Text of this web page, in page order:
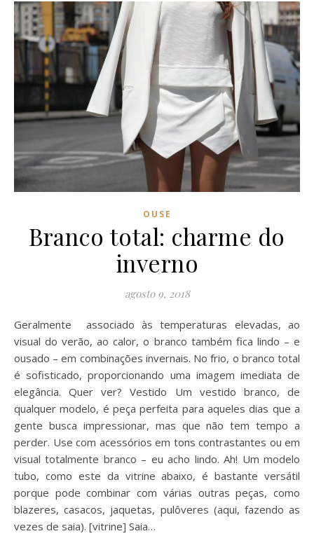
OUSE
Branco total: charme do
inverno
agosto 9, 2018
Geralmente associado às temperaturas elevadas, ao
visual do verão, ao calor, o branco também fica lindo – e
ousado – em combinações invernais. No frio, o branco total
é sofisticado, proporcionando uma imagem imediata de
elegância. Quer ver? Vestido Um vestido branco, de
qualquer modelo, é peça perfeita para aqueles dias que a
gente busca impressionar, mas que não tem tempo a
perder. Use com acessórios em tons contrastantes ou em
visual totalmente branco – eu acho lindo. Ah! Um modelo
tubo, como este da vitrine abaixo, é bastante versátil
porque pode combinar com várias outras peças, como
blazeres, casacos, jaquetas, pulôveres (aqui, fazendo as
vezes de saia). [vitrine] Saia…